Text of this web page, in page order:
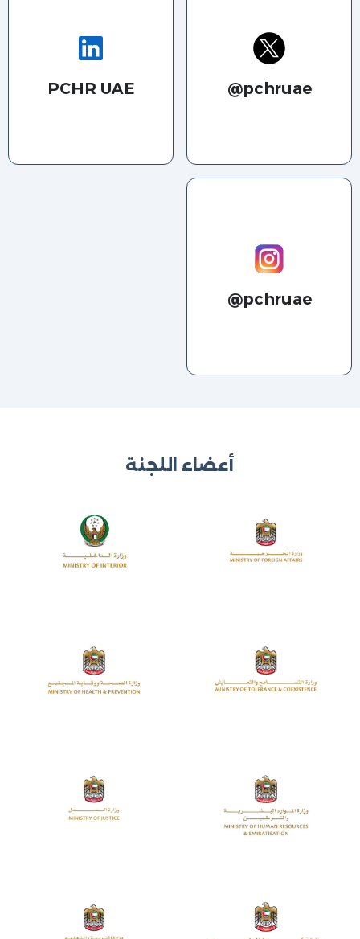
pchruae@
PCHR UAE
pchruae@
أعضاء اللجنة